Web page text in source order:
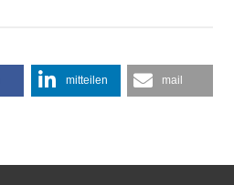
mitteilen mail